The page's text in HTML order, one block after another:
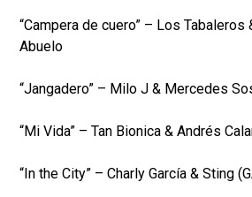
“Campera de cuero” – Los
Abuelo
“Jangadero” – Milo J & Mercedes
“Mi Vida” – Tan Bionica & Andrés
“In the City” – Charly García & Sting